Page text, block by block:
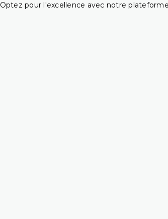
Optez pour l'excellence avec notre